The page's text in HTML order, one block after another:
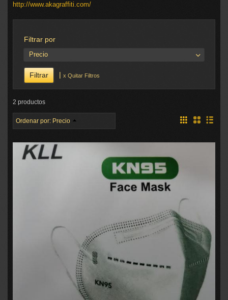
http://www.akagraffiti.com/
Filtrar por
Precio
x Quitar Filtros
2 productos
Ordenar por: Precio